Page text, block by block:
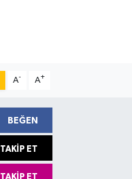
A- A+
BEĞEN
TAKIP ET
TAKIP ET